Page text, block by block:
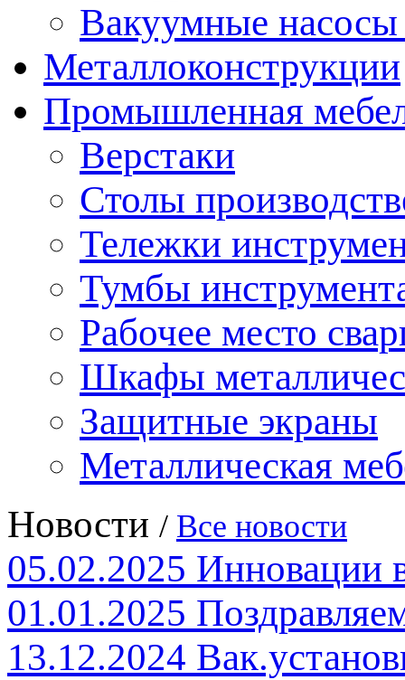
Вакуумные
Металлоконструкции
Промышленная
Верстаки
Столы
Тележки
Тумбы
Рабочее место
Шкафы
Защитные экраны
Металлическая
Новости / Все новости
05.02.2025 Инновации
01.01.2025
13.12.2024